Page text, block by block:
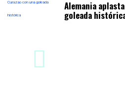
Alemania
goleada